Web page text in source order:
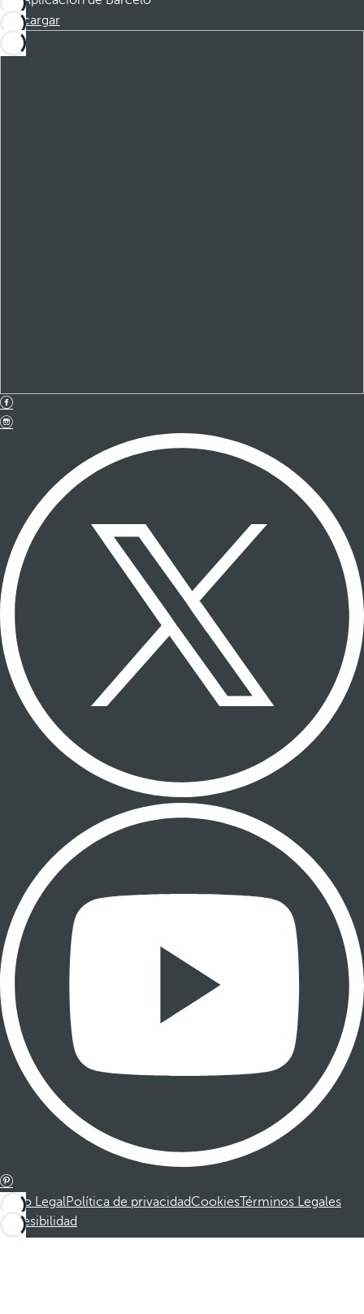
Descargar
Aviso LegalPolítica de privacidadCookiesTérminos Legales
Accesibilidad